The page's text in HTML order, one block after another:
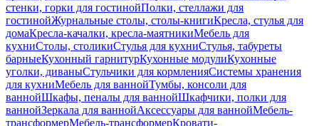
стенки, горки для гостинойПолки, стеллажи для
гостинойЖурнальные столы, столы-книгиКресла, стулья для
домаКресла-качалки, кресла-маятникиМебель для
кухниСтолы, столикиСтулья для кухниСтулья, табуреты
барныеКухонный гарнитурКухонные модулиКухонные
уголки, диваныСтульчики для кормленияСистемы хранения
для кухниМебель для ваннойТумбы, консоли для
ваннойШкафы, пеналы для ваннойШкафчики, полки для
ваннойЗеркала для ваннойАксессуары для ваннойМебель-
трансформерМебель-трансформерКровати-